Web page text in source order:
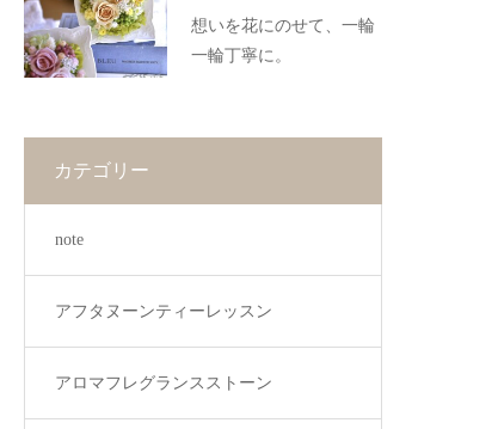
想いを花にのせて、一輪
一輪丁寧に。
カテゴリー
note
アフタヌーンティーレッスン
アロマフレグランスストーン